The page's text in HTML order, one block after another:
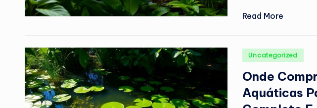
Read More
Posted
Uncategorized
Onde
Aquáticas